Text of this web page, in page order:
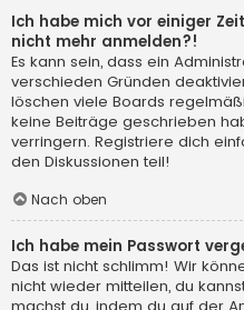
Ich habe mich vor einiger
nicht mehr anmelden?!
Es kann sein, dass ein
verschieden Gründen
löschen viele Boards
keine Beiträge geschrieben
verringern. Registriere dich
den Diskussionen teil!
Nach oben
Ich habe mein Passwort
Das ist nicht schlimm! Wir
nicht wieder mitteilen, du